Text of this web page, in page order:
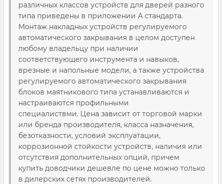
различных классов устройств для дверей разного
типа приведены в приложении А стандарта.
Монтаж накладных устройств регулируемого
автоматического закрывания в целом доступен
любому владельцу при наличии
соответствующего инструмента и навыков,
врезные и напольные модели, а также устройства
регулируемого автоматического закрывания
блоков маятникового типа устанавливаются и
настраиваются профильными
специалиствми. Цена зависит от торговой марки
или бренда производителя, класса назначения,
безотказности, условий эксплуатации,
коррозионной стойкости устройств, наличия или
отсутствия дополнительных опций, причем
купить доводчики дешевле по цене можно только
в дилерских сетях производителей.